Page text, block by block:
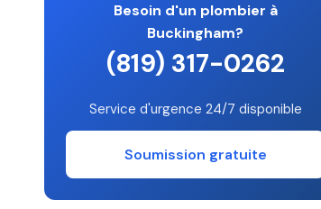
Besoin d'un plombier à
Buckingham?
(819) 317-0262
Service d'urgence 24/7 disponible
Soumission gratuite